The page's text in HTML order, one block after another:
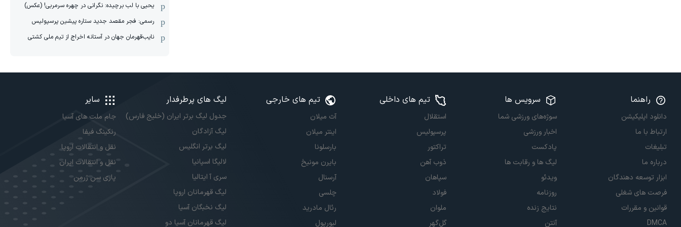
یحیی با لب برچیده: نگرانی در چهره سرمربی! (عکس)
رسمی: فجر مقصد جدید ستاره پیشین پرسپولیس
نایب‌قهرمان جهان در آستانه اخراج از تیم ملی کشتی
راهنما
دانلود اپلیکیشن
ارتباط با ما
تبلیغات
درباره ما
ابزار توسعه دهندگان
فرصت های شغلی
قوانین و مقررات
DMCA
سرویس ها
سوژه‌های ورزشی شما
اخبار ورزشی
پادکست
لیگ ها و رقابت ها
ویدئو
روزنامه
نتایج زنده
آنتن
تیم های داخلی
استقلال
پرسپولیس
تراکتور
ذوب آهن
سپاهان
فولاد
ملوان
گل‌گهر
تیم های خارجی
آث میلان
اینتر میلان
بارسلونا
بایرن مونیخ
آرسنال
چلسی
رئال مادرید
لیورپول
لیگ های پرطرفدار
جدول لیگ برتر ایران (خلیج فارس)
لیگ آزادگان
لیگ برتر انگلیس
لالیگا اسپانیا
سری آ ایتالیا
لیگ قهرمانان اروپا
لیگ نخبگان آسیا
لیگ قهرمانان آسیا دو
سایر
جام ملت های آسیا
رنکینگ فیفا
نقل و انتقالات اروپا
نقل و انتقالات ایران
پاری سن ژرمن